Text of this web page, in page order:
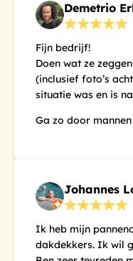
Demetrio
Fijn bedrijf!
Doen wat ze
(inclusief foto’s
situatie was en is
Ga zo door
Johannes
Ik heb mijn
dakdekkers. Ik wil